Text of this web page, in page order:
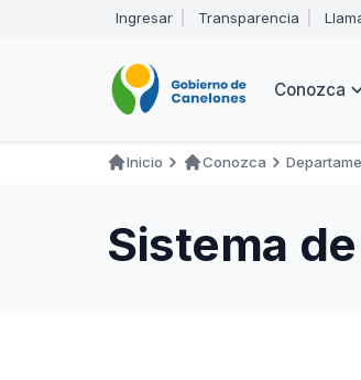
Ingresar Transparencia
Navegación
Conozca
navegación
Inicio Conozca
Sistema